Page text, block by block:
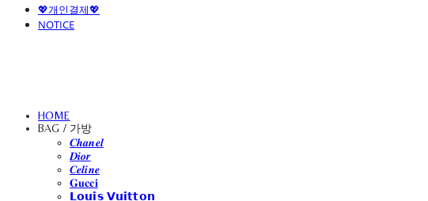
💖개인결제💖
NOTICE
HOME
BAG / 가방
𝑪𝒉𝒂𝒏𝒆𝒍
𝑫𝒊𝒐𝒓
𝑪𝒆𝒍𝒊𝒏𝒆
𝐆𝐮𝐜𝐜𝐢
𝗟𝗼𝘂𝗶𝘀 𝗩𝘂𝗶𝘁𝘁𝗼𝗻